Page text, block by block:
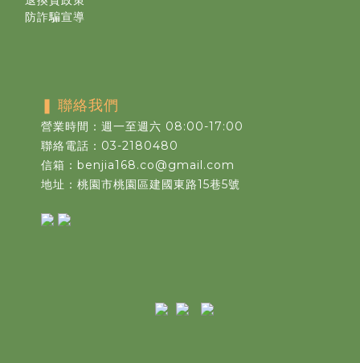
防詐騙宣導
❚ 聯絡我們
營業時間：週一至週六 08:00-17:00
聯絡電話：03-2180480
信箱：benjia168.co@gmail.com
地址：桃園市桃園區建國東路15巷5號